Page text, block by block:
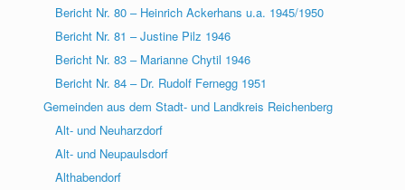
Bericht Nr. 80 – Heinrich Ackerhans u.a. 1945/1950
Bericht Nr. 81 – Justine Pilz 1946
Bericht Nr. 83 – Marianne Chytil 1946
Bericht Nr. 84 – Dr. Rudolf Fernegg 1951
Gemeinden aus dem Stadt- und Landkreis Reichenberg
Alt- und Neuharzdorf
Alt- und Neupaulsdorf
Althabendorf